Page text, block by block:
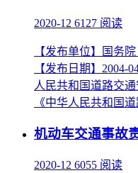
2020-12 6127 阅读
【发布单位】国务
【发布日期】2004-
人民共和国道路交
《中华人民共和国
机动车交通事故
2020-12 6055 阅读